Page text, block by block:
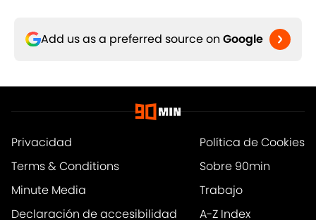
Add us as a preferred source on Google
Privacidad
Política de Cookies
Terms & Conditions
Sobre 90min
Minute Media
Trabajo
Declaración de accesibilidad
A-Z Index